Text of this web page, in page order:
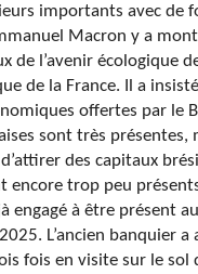
importants avec de
Macron y a
de l’avenir écologique
de la France. Il a
offertes par le
sont très présentes,
des capitaux
encore trop peu
engagé à être présent
L’ancien banquier a
fois en visite sur le sol